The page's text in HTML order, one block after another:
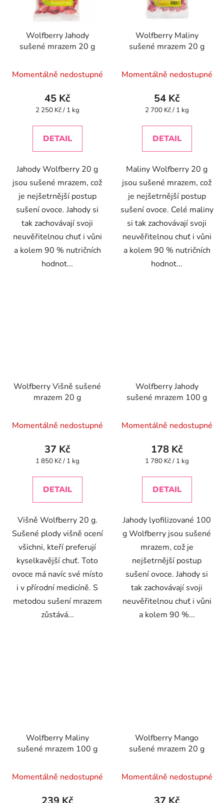
Wolfberry Jahody
sušené mrazem 20 g
Momentálně nedostupné
45 Kč
Měrná
2 250 Kč / 1 kg
DETAIL
Jahody Wolfberry 20 g
jsou sušené mrazem, což
je nejšetrnější postup
sušení ovoce. Jahody si
tak zachovávají svoji
neuvěřitelnou chuť i vůni
a kolem 90 % nutričních
hodnot...
Wolfberry Maliny
sušené mrazem 20 g
hodnocení
produktu
je
z
Momentálně nedostupné
54 Kč
Měrná
2 700 Kč / 1 kg
DETAIL
Maliny Wolfberry 20 g
jsou sušené mrazem, což
je nejšetrnější postup
sušení ovoce. Celé maliny
si tak zachovávají svoji
neuvěřitelnou chuť i vůni
a kolem 90 % nutričních
hodnot...
Wolfberry Višně sušené
mrazem 20 g
Momentálně nedostupné
37 Kč
Měrná
1 850 Kč / 1 kg
DETAIL
Višně Wolfberry 20 g.
Sušené plody višně ocení
všichni, kteří preferují
kyselkavější chuť. Toto
ovoce má navíc své místo
i v přírodní medicíně. S
metodou sušení mrazem
zůstává...
Wolfberry Jahody
sušené mrazem 100 g
Momentálně nedostupné
178 Kč
Měrná
1 780 Kč / 1 kg
DETAIL
Jahody lyofilizované 100
g Wolfberry jsou sušené
mrazem, což je
nejšetrnější postup
sušení ovoce. Jahody si
tak zachovávají svoji
neuvěřitelnou chuť i vůni
a kolem 90 %...
Wolfberry Maliny
sušené mrazem 100 g
Momentálně nedostupné
Wolfberry Mango
sušené mrazem 20 g
Momentálně nedostupné